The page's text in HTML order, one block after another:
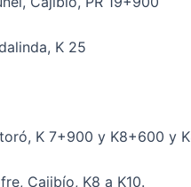
K 25
K 7+900 y K8+600 y
Cajibío, K8 a K10.